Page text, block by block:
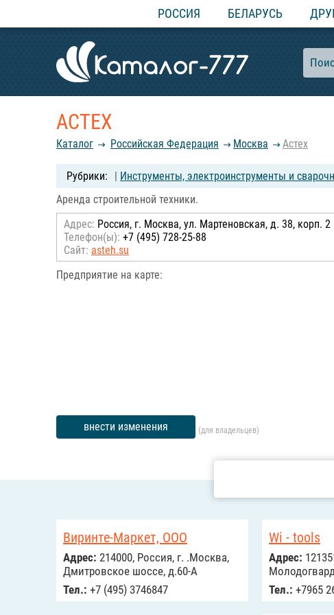
РОССИЯ БЕЛАРУСЬ
АСТЕХ
Каталог Российcкая Федерация Москва Астех
| Инструменты, электроинструменты и
Аренда строительной техники.
Адрес: Россия, г. Москва, ул. Мартеновская, д. 38, корп. 2
Телефон(ы): +7 (495) 728-25-88
Сайт: asteh.su
Предприятие на карте:
внести изменения (для владельцев)
Виринте-Маркет, ООО
Адрес: 214000, Россия, г. .Москва,
Дмитровское шоссе, д.60-А
Тел.: +7 (495) 3746847
Wi - tools
Адрес:
Тел.: +7965